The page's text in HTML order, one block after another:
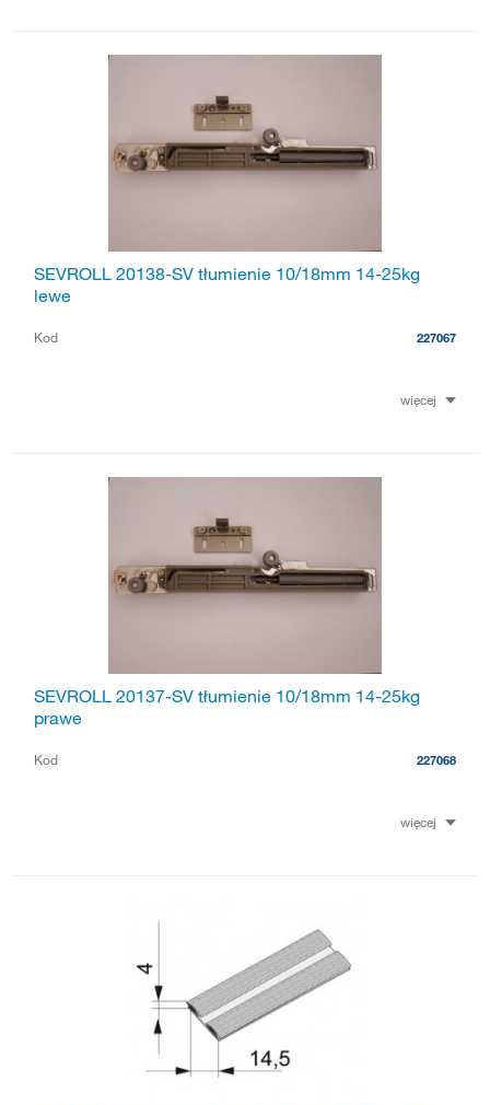
SEVROLL 20138-SV tłumienie 10/18mm 14-25kg
lewe
Kod 227067
więcej
SEVROLL 20137-SV tłumienie 10/18mm 14-25kg
prawe
Kod 227068
więcej